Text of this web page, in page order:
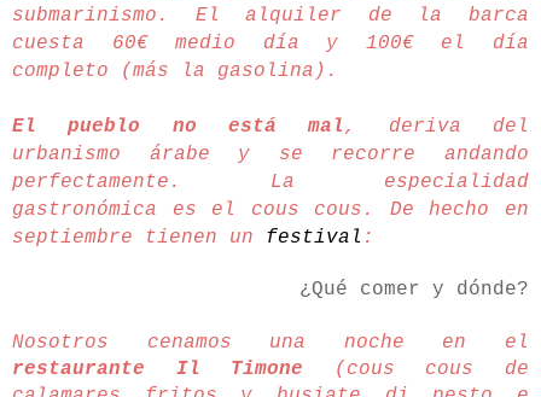
submarinismo. El alquiler de la barca
cuesta 60€ medio día y 100€ el día
completo (más la gasolina).
El pueblo no está mal, deriva del
urbanismo árabe y se recorre andando
perfectamente. La especialidad
gastronómica es el cous cous. De hecho en
septiembre tienen un festival :
¿Qué comer y dónde?
Nosotros cenamos una noche en el
restaurante Il Timone (cous cous de